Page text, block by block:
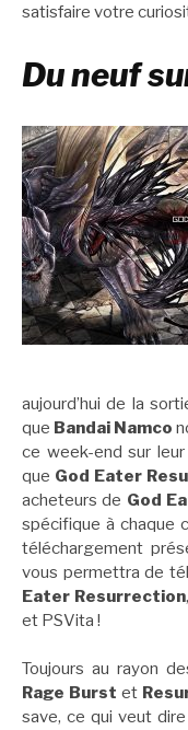
satisfaire votre
Du neuf
aujourd’hui de la
que Bandai Namco
ce week-end sur
que God Eater
acheteurs de God
spécifique à chaque
téléchargement
vous permettra de
Eater Resurrection
et PSVita !
Toujours au rayon
Rage Burst et
save, ce qui veut